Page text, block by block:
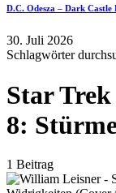
D.C. Odesza – Dark Castle
30. Juli 2026
Schlagwörter
Star
8:
1 Beitrag